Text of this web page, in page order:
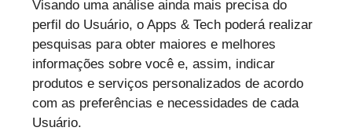
Visando uma análise ainda mais precisa do
perfil do Usuário, o Apps & Tech poderá realizar
pesquisas para obter maiores e melhores
informações sobre você e, assim, indicar
produtos e serviços personalizados de acordo
com as preferências e necessidades de cada
Usuário.